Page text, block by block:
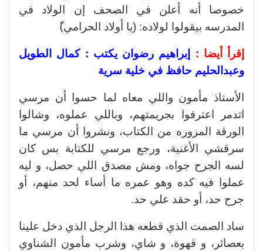
خصوصا أنه أعلن في الصحف إن الولاد في
المدرسه بيقولوا لولاده: (يا أولاد الحرامي)ّ
إقرأ أيضا :
إبراهيم رضوان يكتب : كمال الطويل
وعبدالحليم حافظ في خلية سرية
الأستاذ مأمون واللي معاه لما حسوا أن مرسي
اتدمر اعترفوا بجريمتهم، وباللي عملوه، وشالوا
الورقة المزوره من الكتاب، ونشروا أن مرسي ما
سرقشي الأغنية، ورجع مرسي للكتابة بس كان
لسه الجرح جواه، ومش مصدق اللي حصل، و ليه
عملوا فيه كده وهو عمره ما أساء لحد منهم، أو
جرح حد، أو حقد علي حد.
ساد الصمت الذي قطعه هذا الرجل الذي دخل علينا
بعصائر، و قهوة، و شاي، وشرب مأمون الشناوي